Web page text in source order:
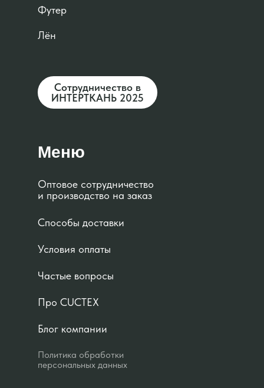
Футер
Лён
Меню
Оптовое сотрудничество
и производство на заказ
Способы доставки
Условия оплаты
Частые вопросы
Про CUCTEX
Блог компании
Политика обработки
персональных данных
Сотрудничество в
ИНТЕРТКАНЬ 2025